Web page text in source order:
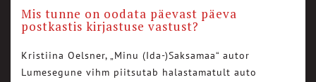
Mis tunne on oodata päevast päeva
postkastis kirjastuse vastust?
Kristiina Oelsner, „Minu (Ida-)Saksamaa“ autor
Lumesegune vihm piitsutab halastamatult auto